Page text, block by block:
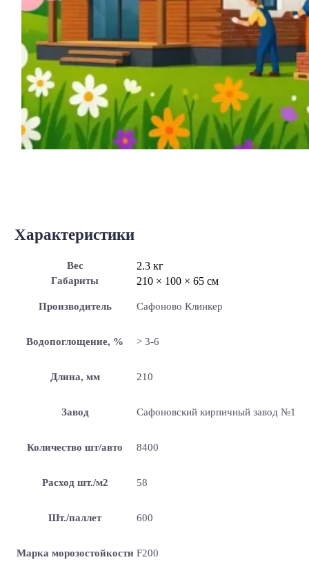
Характеристики
Вес 2.3 кг
Габариты 210 × 100 × 65 см
Производитель Сафоново Клинкер
Водопоглощение, % > 3-6
Длина, мм 210
Завод Сафоновский кирпичный завод №1
Количество шт/авто 8400
Расход шт./м2 58
Шт./паллет 600
Марка морозостойкости F200